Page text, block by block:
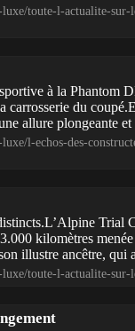
toute-l-actualite-
à la Phantom
carrosserie du
allure plongeante
l-echos-des-
Trial
kilomètres
illustre ancêtre, qui
toute-l-actualite-